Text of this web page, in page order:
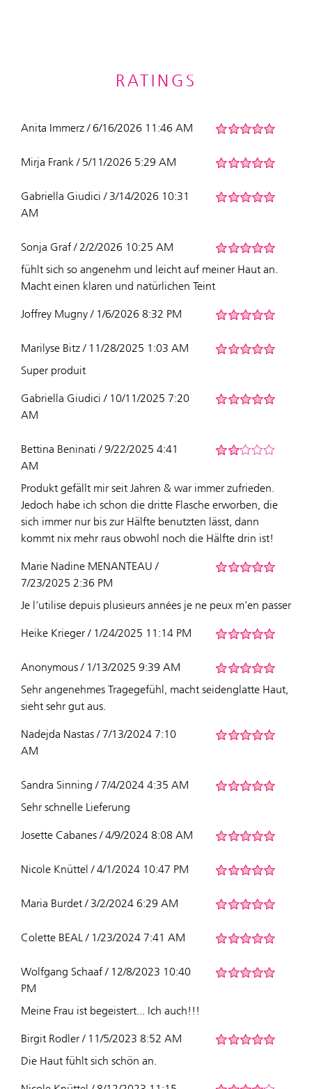
RATINGS
Anita Immerz / 6/16/2026 11:46 AM
Mirja Frank / 5/11/2026 5:29 AM
Gabriella Giudici / 3/14/2026 10:31
AM
Sonja Graf / 2/2/2026 10:25 AM
fühlt sich so angenehm und leicht auf meiner Haut an.
Macht einen klaren und natürlichen Teint
Joffrey Mugny / 1/6/2026 8:32 PM
Marilyse Bitz / 11/28/2025 1:03 AM
Super produit
Gabriella Giudici / 10/11/2025 7:20
AM
Bettina Beninati / 9/22/2025 4:41
AM
Produkt gefällt mir seit Jahren & war immer zufrieden.
Jedoch habe ich schon die dritte Flasche erworben, die
sich immer nur bis zur Hälfte benutzten lässt, dann
kommt nix mehr raus obwohl noch die Hälfte drin ist!
Marie Nadine MENANTEAU /
7/23/2025 2:36 PM
Je l’utilise depuis plusieurs années je ne peux m'en passer
Heike Krieger / 1/24/2025 11:14 PM
Anonymous / 1/13/2025 9:39 AM
Sehr angenehmes Tragegefühl, macht seidenglatte Haut,
sieht sehr gut aus.
Nadejda Nastas / 7/13/2024 7:10
AM
Sandra Sinning / 7/4/2024 4:35 AM
Sehr schnelle Lieferung
Josette Cabanes / 4/9/2024 8:08 AM
Nicole Knüttel / 4/1/2024 10:47 PM
Maria Burdet / 3/2/2024 6:29 AM
Colette BEAL / 1/23/2024 7:41 AM
Wolfgang Schaaf / 12/8/2023 10:40
PM
Meine Frau ist begeistert... Ich auch!!!
Birgit Rodler / 11/5/2023 8:52 AM
Die Haut fühlt sich schön an.